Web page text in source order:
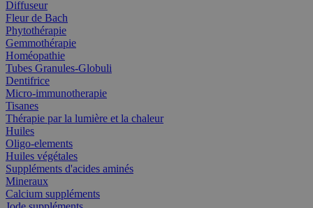
Diffuseur
Fleur de Bach
Phytothérapie
Gemmothérapie
Homéopathie
Tubes Granules-Globuli
Dentifrice
Micro-immunotherapie
Tisanes
Thérapie par la lumière et la chaleur
Huiles
Oligo-elements
Huiles végétales
Suppléments d'acides aminés
Mineraux
Calcium suppléments